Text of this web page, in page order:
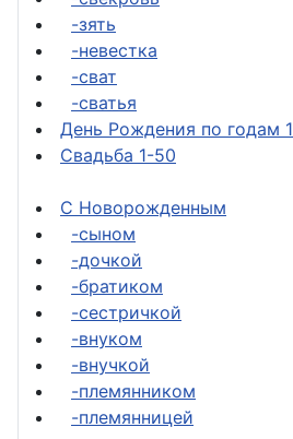
-зять
-невестка
-сват
-сватья
День Рождения по годам
Свадьба 1-50
С Новорожденным
-сыном
-дочкой
-братиком
-сестричкой
-внуком
-внучкой
-племянником
-племянницей